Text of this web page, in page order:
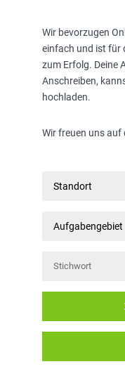
Wir bevorzugen
einfach und ist für
zum Erfolg. Deine
Anschreiben,
hochladen.
Wir freuen uns auf
Standort
Aufgabengebiet